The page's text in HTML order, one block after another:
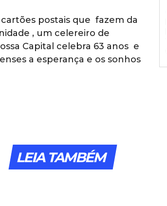
postais que fazem da
, um celereiro de
Capital celebra 63 anos e
a esperança e os sonhos
LEIA TAMBÉM